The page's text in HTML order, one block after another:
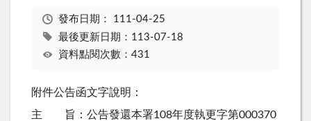
發布日期： 111-04-25
最後更新日期：113-07-18
資料點閱次數：431
附件公告函文字說明：
主 旨：公告發還本署108年度執更字第000370